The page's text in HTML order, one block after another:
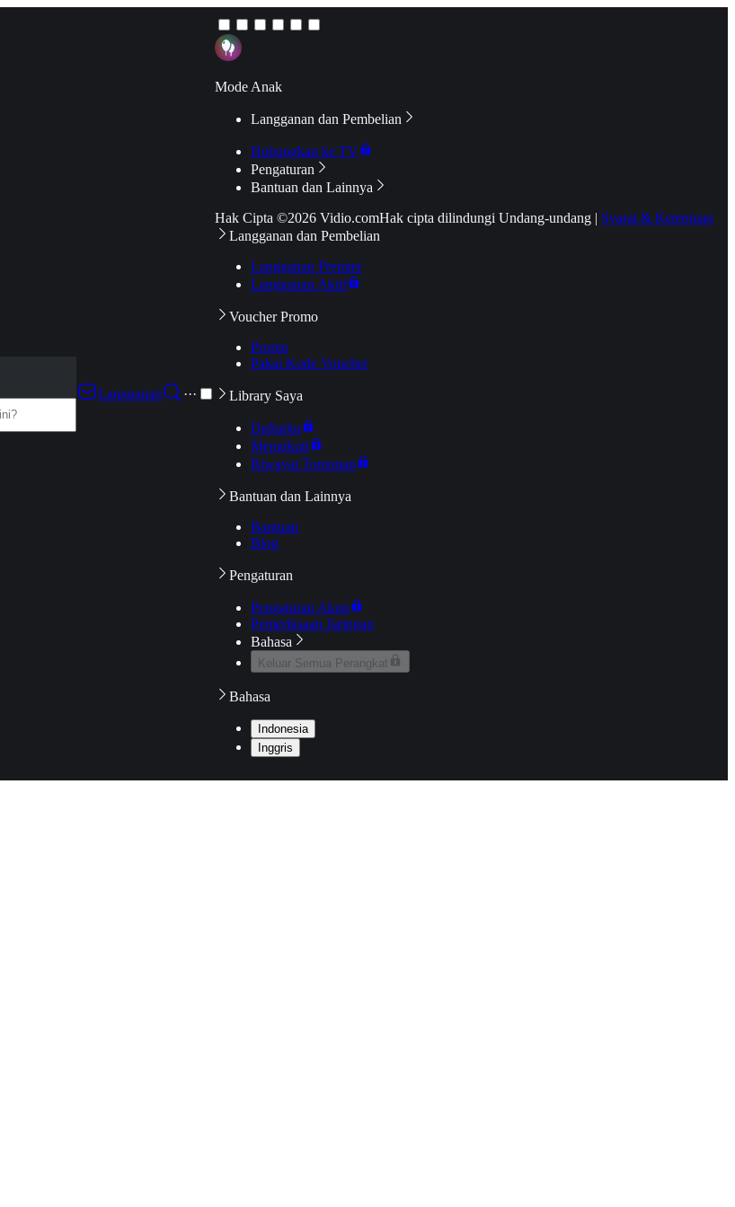
Langganan
···
Mode Anak
Langganan dan Pembelian
Hubungkan ke TV
Pengaturan
Bantuan dan Lainnya
Hak Cipta ©2026 Vidio.comHak cipta dilindungi Undang-undang | Syarat & Ketentuan
Langganan dan Pembelian
Langganan Premier
Langganan Aktif
Voucher Promo
Promo
Pakai Kode Voucher
Library Saya
Daftarku
Mengikuti
Riwayat Tontonan
Bantuan dan Lainnya
Bantuan
Blog
Pengaturan
Pengaturan Akun
Pemeriksaan Jaringan
Bahasa
Keluar Semua Perangkat
Bahasa
Indonesia
Inggris